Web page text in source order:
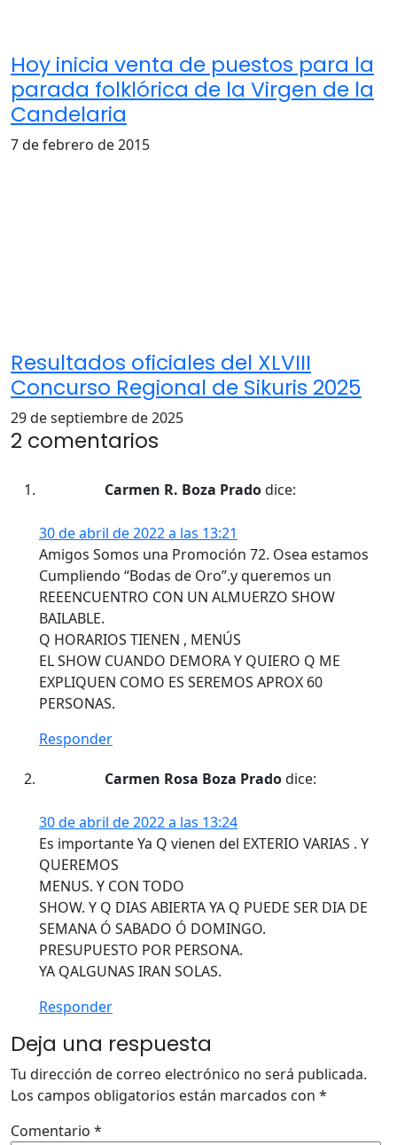
Hoy inicia venta de puestos para la
parada folklórica de la Virgen de la
Candelaria
7 de febrero de 2015
Resultados oficiales del XLVIII
Concurso Regional de Sikuris 2025
29 de septiembre de 2025
2 comentarios
Carmen R. Boza Pradodice:
30 de abril de 2022 a las 13:21
Amigos Somos una Promoción 72. Osea estamos
Cumpliendo “Bodas de Oro”.y queremos un
REEENCUENTRO CON UN ALMUERZO SHOW
BAILABLE.
Q HORARIOS TIENEN , MENÚS
EL SHOW CUANDO DEMORA Y QUIERO Q ME
EXPLIQUEN COMO ES SEREMOS APROX 60
PERSONAS.
Responder
Carmen Rosa Boza Pradodice:
30 de abril de 2022 a las 13:24
Es importante Ya Q vienen del EXTERIO VARIAS . Y
QUEREMOS
MENUS. Y CON TODO
SHOW. Y Q DIAS ABIERTA YA Q PUEDE SER DIA DE
SEMANA Ó SABADO Ó DOMINGO.
PRESUPUESTO POR PERSONA.
YA QALGUNAS IRAN SOLAS.
Responder
Deja una respuesta
Tu dirección de correo electrónico no será publicada.
Los campos obligatorios están marcados con *
Comentario *